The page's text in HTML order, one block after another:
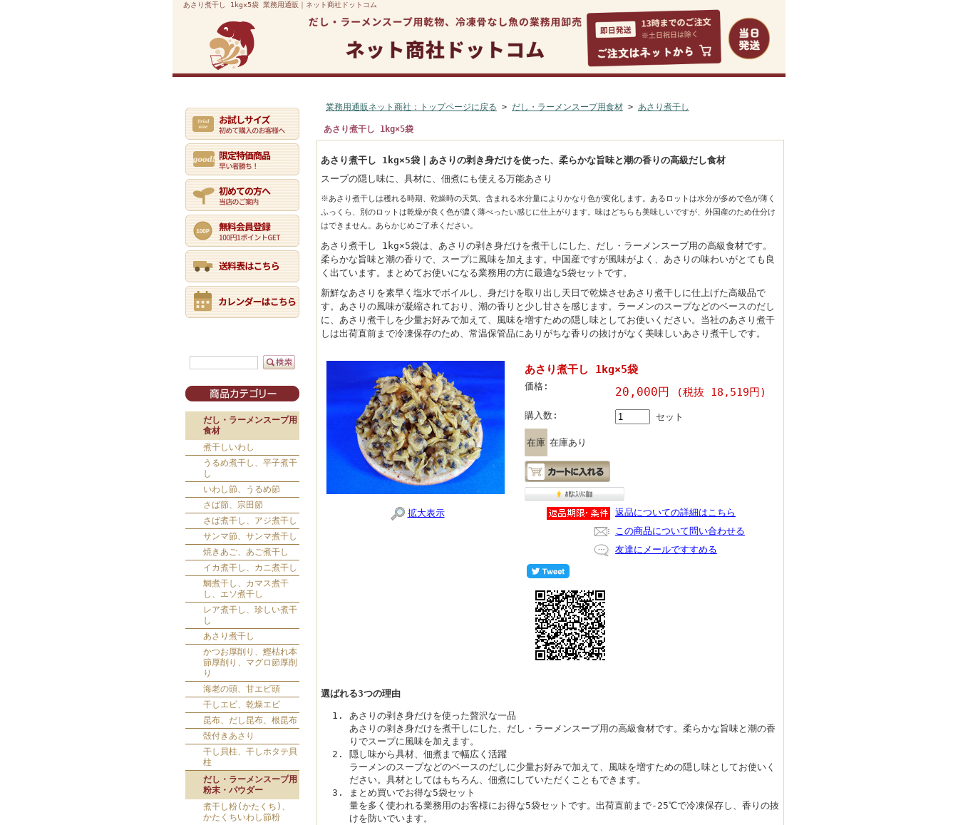
あさり煮干し 1kg×5袋 業務用通販｜ネット商社ドットコム
マイページ ご利用案内 よくある質問 カートを見る お問合せ
だし・ラーメンスープ用
食材
煮干しいわし
うるめ煮干し、平子煮干
し
いわし節、うるめ節
さば節、宗田節
さば煮干し、アジ煮干し
サンマ節、サンマ煮干し
焼きあご、あご煮干し
イカ煮干し、カニ煮干し
鯛煮干し、カマス煮干
し、エソ煮干し
レア煮干し、珍しい煮干
し
あさり煮干し
かつお厚削り、鰹枯れ本
節厚削り、マグロ節厚削
り
海老の頭、甘エビ頭
干しエビ、乾燥エビ
昆布、だし昆布、根昆布
殻付きあさり
干し貝柱、干しホタテ貝
柱
だし・ラーメンスープ用
粉末・パウダー
煮干し粉(かたくち)、
かたくちいわし節粉
業務用通販ネット商社：トップページに戻る > だし・ラーメンスープ用食材 > あさり煮干し
あさり煮干し 1kg×5袋
あさり煮干し 1kg×5袋｜あさりの剥き身だけを使った、柔らかな旨味と潮の香りの高級だし食材
スープの隠し味に、具材に、佃煮にも使える万能あさり
※あさり煮干しは穫れる時期、乾燥時の天気、含まれる水分量によりかなり色が変化します。あるロットは水分が多めで色が薄く
ふっくら、別のロットは乾燥が良く色が濃く薄べったい感じに仕上がります。味はどちらも美味しいですが、外国産のため仕分け
はできません。あらかじめご了承ください。
あさり煮干し 1kg×5袋は、あさりの剥き身だけを煮干しにした、だし・ラーメンスープ用の高級食材です。
柔らかな旨味と潮の香りで、スープに風味を加えます。中国産ですが風味がよく、あさりの味わいがとても良
く出ています。まとめてお使いになる業務用の方に最適な5袋セットです。
新鮮なあさりを素早く塩水でボイルし、身だけを取り出し天日で乾燥させあさり煮干しに仕上げた高級品で
す。あさりの風味が凝縮されており、潮の香りと少し甘さを感じます。ラーメンのスープなどのベースのだし
に、あさり煮干しを少量お好みで加えて、風味を増すための隠し味としてお使いください。当社のあさり煮干
しは出荷直前まで冷凍保存のため、常温保管品にありがちな香りの抜けがなく美味しいあさり煮干しです。
拡大表示
あさり煮干し 1kg×5袋
価格: 20,000円 (税抜 18,519円)
購入数: セット
在庫 在庫あり
返品についての詳細はこちら
この商品について問い合わせる
友達にメールですすめる
選ばれる3つの理由
あさりの剥き身だけを使った贅沢な一品
あさりの剥き身だけを煮干しにした、だし・ラーメンスープ用の高級食材です。柔らかな旨味と潮の香
りでスープに風味を加えます。
隠し味から具材、佃煮まで幅広く活躍
ラーメンのスープなどのベースのだしに少量お好みで加えて、風味を増すための隠し味としてお使いく
ださい。具材としてはもちろん、佃煮にしていただくこともできます。
まとめ買いでお得な5袋セット
量を多く使われる業務用のお客様にお得な5袋セットです。出荷直前まで-25℃で冷凍保存し、香りの抜
けを防いでいます。